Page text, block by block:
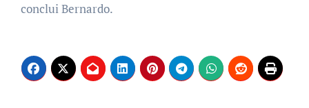
conclui Bernardo.